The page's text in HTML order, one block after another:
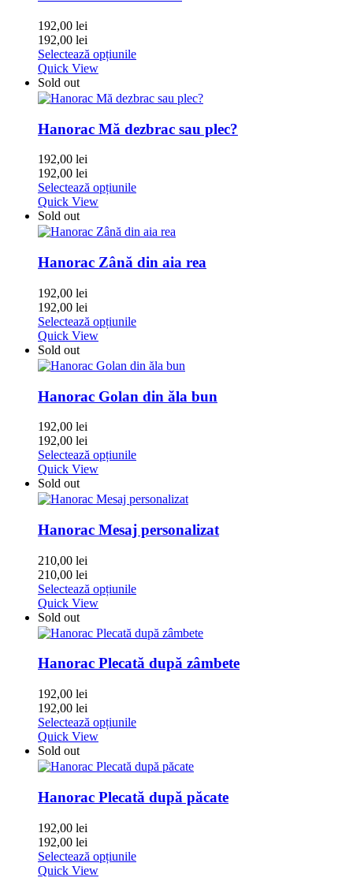
192,00 lei
192,00 lei
Selectează opțiunile
Quick View
Sold out
Hanorac Mă dezbrac sau plec?
192,00 lei
192,00 lei
Selectează opțiunile
Quick View
Sold out
Hanorac Zână din aia rea
192,00 lei
192,00 lei
Selectează opțiunile
Quick View
Sold out
Hanorac Golan din ăla bun
192,00 lei
192,00 lei
Selectează opțiunile
Quick View
Sold out
Hanorac Mesaj personalizat
210,00 lei
210,00 lei
Selectează opțiunile
Quick View
Sold out
Hanorac Plecată după zâmbete
192,00 lei
192,00 lei
Selectează opțiunile
Quick View
Sold out
Hanorac Plecată după păcate
192,00 lei
192,00 lei
Selectează opțiunile
Quick View